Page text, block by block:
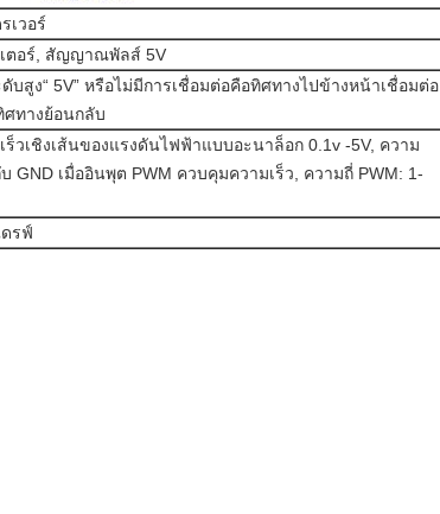
เวอร์
ตอร์, สัญญาณพัลส์ 5V
สูง“ 5V” หรือไม่มีการเชื่อมต่อคือทิศทางไปข้างหน้าเชื่อมต่อ
ศทางย้อนกลับ
วเชิงเส้นของแรงดันไฟฟ้าแบบอะนาล็อก 0.1v -5V, ความ
GND เมื่ออินพุต PWM ควบคุมความเร็ว, ความถี่ PWM: 1-
รฟ์